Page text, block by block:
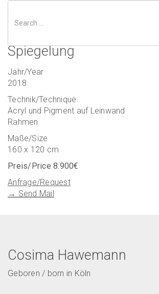
Spiegelung
Jahr/Year
2018
Technik/Technique
Acryl und Pigment auf Leinwand
Rahmen
Maße/Size
160 x 120 cm
Preis/Price 8.900€
Anfrage/Request
→ Send Mail
Cosima Hawemann
Geboren / born in Köln